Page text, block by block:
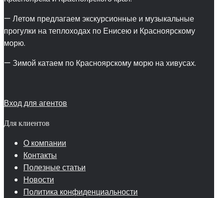
— Летом предлагаем экскурсионные и музыкальные
прогулки на теплоходах по Енисею и Красноярскому
морю.
— Зимой катаем по Красноярскому морю на хивусах.
Вход для агентов
Для клиентов
О компании
Контакты
Полезные статьи
Новости
Политика конфиденциальности